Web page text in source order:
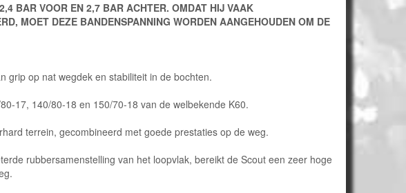
BAR VOOR EN 2,7 BAR ACHTER. OMDAT HIJ VAAK
MOET DEZE BANDENSPANNING WORDEN AANGEHOUDEN OM DE
grip op nat wegdek en stabiliteit in de bochten.
17, 140/80-18 en 150/70-18 van de welbekende K60.
terrein, gecombineerd met goede prestaties op de weg.
rubbersamenstelling van het loopvlak, bereikt de Scout een zeer hoge